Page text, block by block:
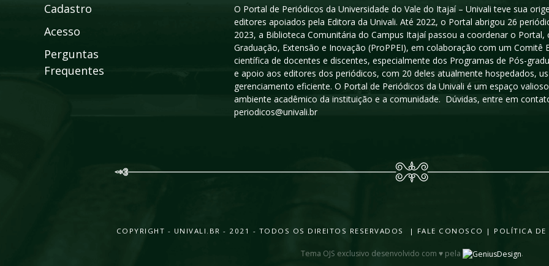
Cadastro
Acesso
Perguntas
Frequentes
O Portal de Periódicos da Universidade do Vale do Itajaí – Univali teve sua
editores apoiados pela Editora da Univali. Até 2022, o Portal abrigou 26
2023, a Biblioteca Comunitária do Campus Itajaí passou a coordenar o
Graduação, Extensão e Inovação (ProPPEI), em colaboração com um
científica de docentes e discentes, especialmente dos Programas de Pós-
e apoio aos editores dos periódicos, com 20 deles atualmente hospedados,
gerenciamento eficiente. O Portal de Periódicos da Univali é um espaço
ambiente acadêmico da instituição e a comunidade. Dúvidas, entre em
periodicos@univali.br
COPYRIGHT - UNIVALI.BR - 2021 - TODOS OS DIREITOS RESERVADOS | FALE CONOSCO | POLÍTICA DE
Tema OJS exclusivo desenvolvido com ♥ pela .